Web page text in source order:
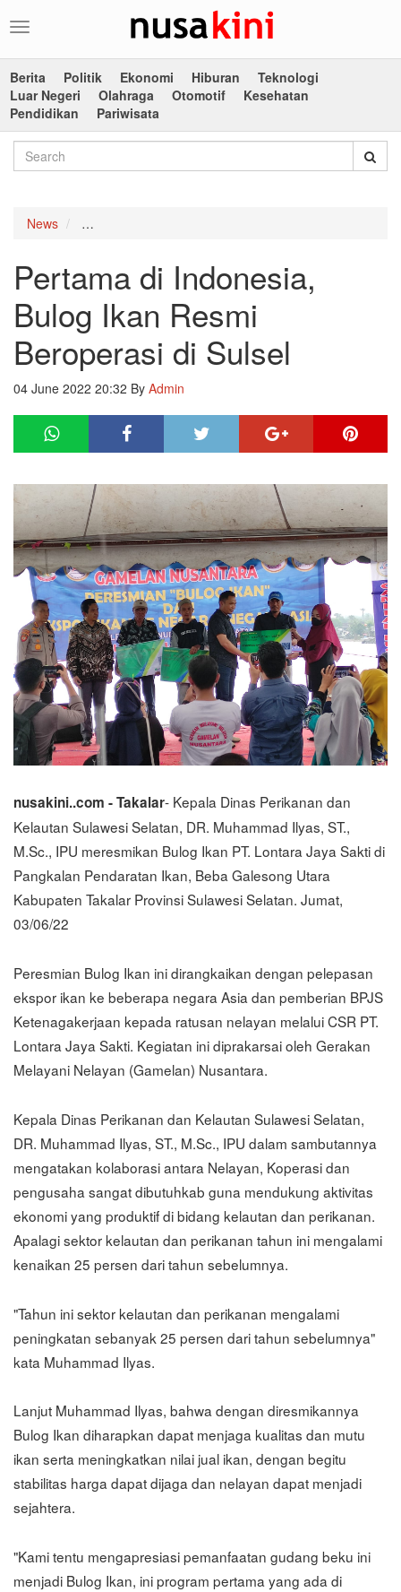
Toggle
Berita
Politik Ekonomi Hiburan
Teknologi
Luar Negeri
Olahraga Otomotif
Kesehatan
Pendidikan
Pariwisata
News
Pertama di Indonesia,
Bulog Ikan Resmi
Beroperasi di Sulsel
04 June 2022 20:32 By Admin
nusakini..com - Takalar- Kepala Dinas Perikanan dan
Kelautan Sulawesi Selatan, DR. Muhammad Ilyas, ST.,
M.Sc., IPU meresmikan Bulog Ikan PT. Lontara Jaya Sakti di
Pangkalan Pendaratan Ikan, Beba Galesong Utara
Kabupaten Takalar Provinsi Sulawesi Selatan. Jumat,
03/06/22
Peresmian Bulog Ikan ini dirangkaikan dengan pelepasan
ekspor ikan ke beberapa negara Asia dan pemberian BPJS
Ketenagakerjaan kepada ratusan nelayan melalui CSR PT.
Lontara Jaya Sakti. Kegiatan ini diprakarsai oleh Gerakan
Melayani Nelayan (Gamelan) Nusantara.
Kepala Dinas Perikanan dan Kelautan Sulawesi Selatan,
DR. Muhammad Ilyas, ST., M.Sc., IPU dalam sambutannya
mengatakan kolaborasi antara Nelayan, Koperasi dan
pengusaha sangat dibutuhkab guna mendukung aktivitas
ekonomi yang produktif di bidang kelautan dan perikanan.
Apalagi sektor kelautan dan perikanan tahun ini mengalami
kenaikan 25 persen dari tahun sebelumnya.
"Tahun ini sektor kelautan dan perikanan mengalami
peningkatan sebanyak 25 persen dari tahun sebelumnya"
kata Muhammad Ilyas.
Lanjut Muhammad Ilyas, bahwa dengan diresmikannya
Bulog Ikan diharapkan dapat menjaga kualitas dan mutu
ikan serta meningkatkan nilai jual ikan, dengan begitu
stabilitas harga dapat dijaga dan nelayan dapat menjadi
sejahtera.
"Kami tentu mengapresiasi pemanfaatan gudang beku ini
menjadi Bulog Ikan, ini program pertama yang ada di